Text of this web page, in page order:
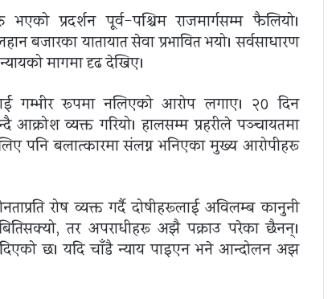
प्रदर्शन पूर्व-पश्चिम राजमार्गसम्म फैलियो।
बजारका यातायात सेवा प्रभावित भयो। सर्वसाधारण
मागमा दृढ देखिए।
गम्भीर रूपमा नलिएको आरोप लगाए। २० दिन
व्यक्त गरियो। हालसम्म प्रहरीले पञ्चायतमा
पनि बलात्कारमा संलग्न भनिएका मुख्य आरोपीहरू
रोष व्यक्त गर्दै दोषीहरूलाई अविलम्ब कानुनी
तर अपराधीहरू अझै पक्राउ परेका छैनन्।
दिएको छ। यदि चाँडै न्याय पाइएन भने आन्दोलन अझ